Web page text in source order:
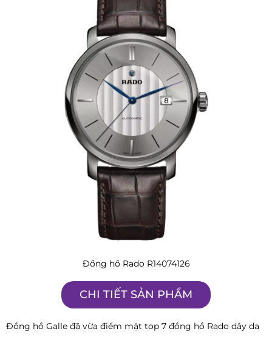
Đồng hồ Rado R14074126
CHI TIẾT SẢN PHẨM
Đồng hồ Galle đã vừa điểm mặt top 7 đồng hồ Rado dây da